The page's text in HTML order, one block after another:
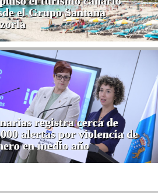
el Grupo Santana
registra cerca de
alertas por violencia de
en medio año